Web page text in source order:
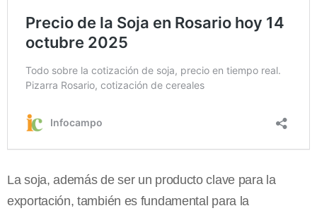
La soja, además de ser un producto clave para la
exportación, también es fundamental para la